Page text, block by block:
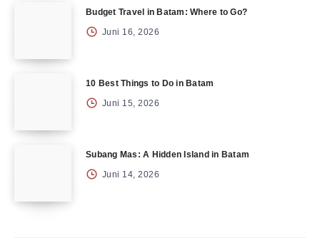
Budget Travel in Batam: Where to Go?
Juni 16, 2026
10 Best Things to Do in Batam
Juni 15, 2026
Subang Mas: A Hidden Island in Batam
Juni 14, 2026